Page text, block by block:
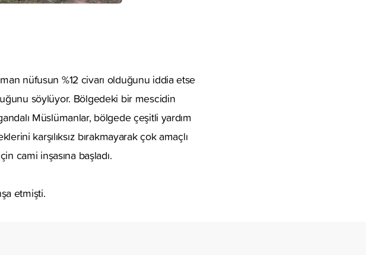
nüfusun %12 civarı olduğunu iddia etse
söylüyor. Bölgedeki bir mescidin
Müslümanlar, bölgede çeşitli yardım
karşılıksız bırakmayarak çok amaçlı
cami inşasına başladı.
etmişti.